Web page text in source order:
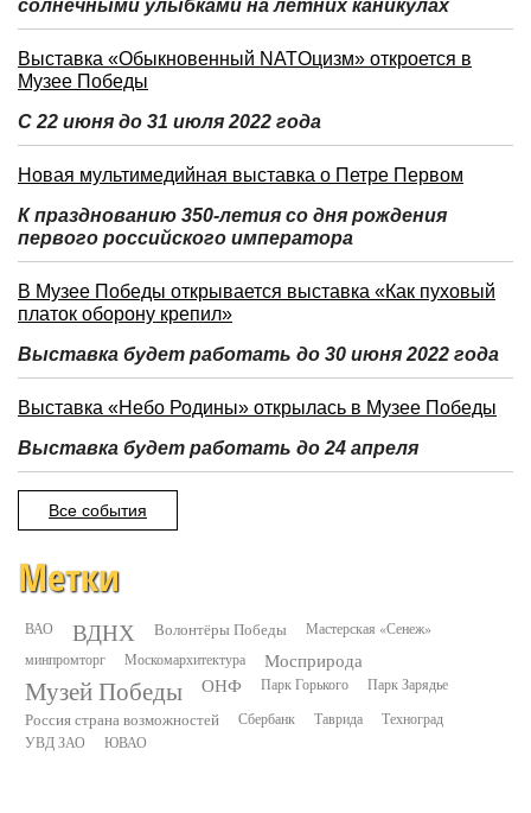
солнечными улыбками на летних каникулах
Выставка «Обыкновенный NATOцизм» откроется в
Музее Победы
С 22 июня до 31 июля 2022 года
Новая мультимедийная выставка о Петре Первом
К празднованию 350-летия со дня рождения
первого российского императора
В Музее Победы открывается выставка «Как пуховый
платок оборону крепил»
Выставка будет работать до 30 июня 2022 года
Выставка «Небо Родины» открылась в Музее Победы
Выставка будет работать до 24 апреля
Все события
Метки
ВАО ВДНХ Волонтёры Победы
Мастерская «Сенеж»
минпромторг
Москомархитектура Мосприрода
Музей Победы ОНФ Парк Горького Парк Зарядье
Россия страна возможностей Сбербанк Таврида
Техноград
УВД ЗАО
ЮВАО